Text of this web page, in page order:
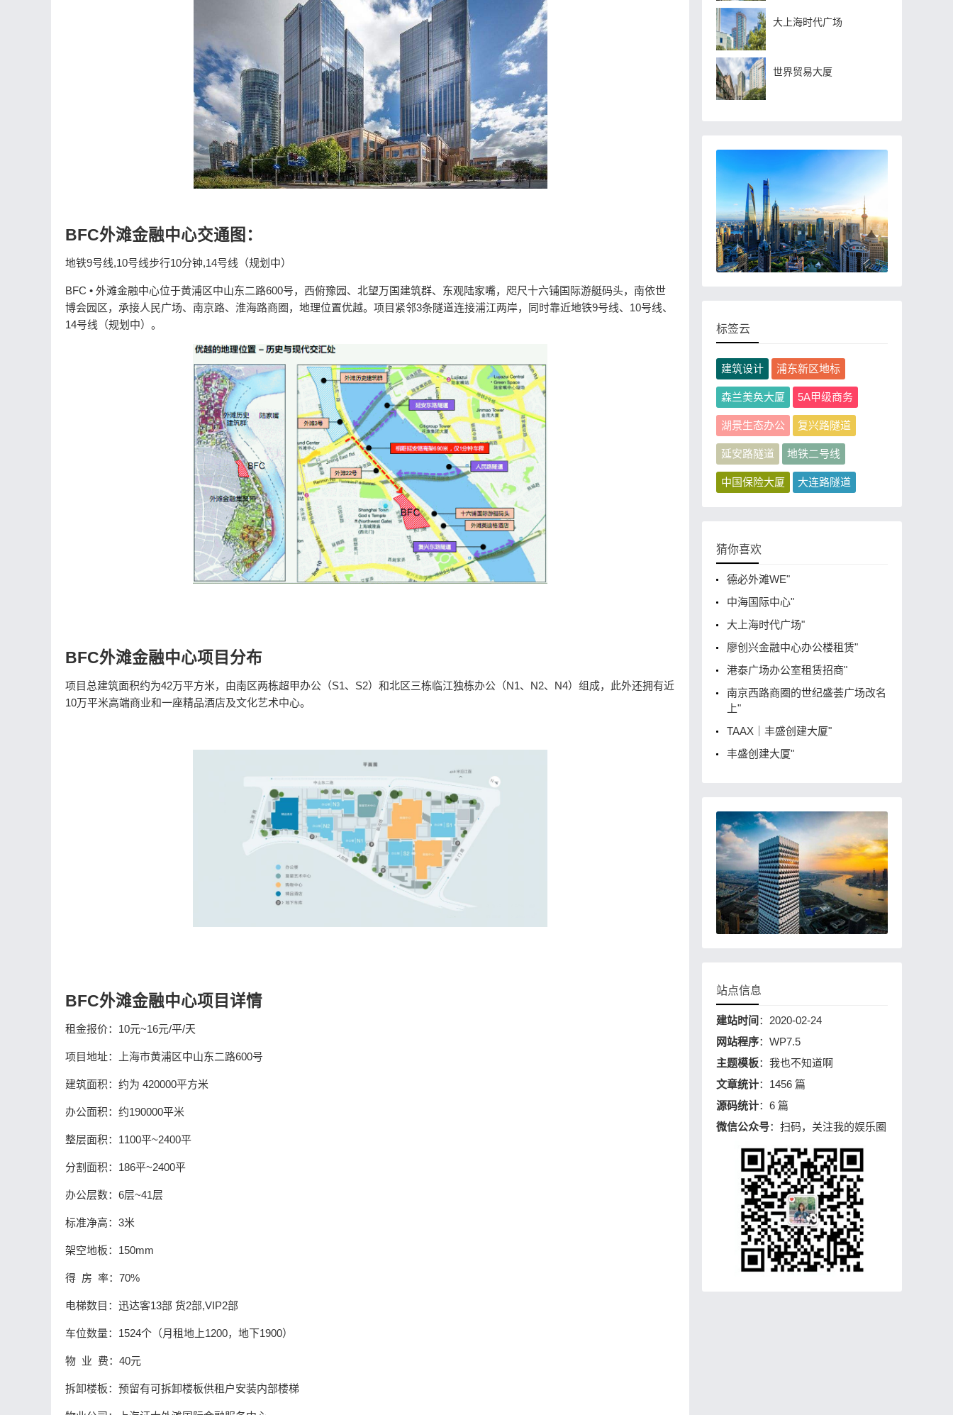
BFC外滩金融中心交通图：
地铁9号线,10号线步行10分钟,14号线（规划中）
BFC • 外滩金融中心位于黄浦区中山东二路600号，西俯豫园、北望万国建筑群、东观陆家嘴，咫尺十六铺国际游艇码头，南依世
博会园区，承接人民广场、南京路、淮海路商圈，地理位置优越。项目紧邻3条隧道连接浦江两岸，同时靠近地铁9号线、10号线、
14号线（规划中）。
BFC外滩金融中心项目分布
项目总建筑面积约为42万平方米，由南区两栋超甲办公（S1、S2）和北区三栋临江独栋办公（N1、N2、N4）组成，此外还拥有近
10万平米高端商业和一座精品酒店及文化艺术中心。
BFC外滩金融中心项目详情
租金报价：10元~16元/平/天
项目地址：上海市黄浦区中山东二路600号
建筑面积：约为 420000平方米
办公面积：约190000平米
整层面积：1100平~2400平
分割面积：186平~2400平
办公层数：6层~41层
标准净高：3米
架空地板：150mm
得 房 率：70%
电梯数目：迅达客13部 货2部,VIP2部
车位数量：1524个（月租地上1200，地下1900）
物 业 费：40元
拆卸楼板：预留有可拆卸楼板供租户安装内部楼梯
大上海时代广场
世界贸易大厦
标签云
建筑设计 浦东新区地标
森兰美奂大厦 5A甲级商务
湖景生态办公 复兴路隧道
延安路隧道 地铁二号线
中国保险大厦 大连路隧道
猜你喜欢
德必外滩WE"
中海国际中心"
大上海时代广场"
廖创兴金融中心办公楼租赁"
港泰广场办公室租赁招商"
南京西路商圈的世纪盛荟广场改名
上"
TAAX｜丰盛创建大厦"
丰盛创建大厦"
站点信息
建站时间 ：2020-02-24
网站程序：WP7.5
主题模板：我也不知道啊
文章统计：1456 篇
源码统计：6 篇
微信公众号：扫码，关注我的娱乐圈